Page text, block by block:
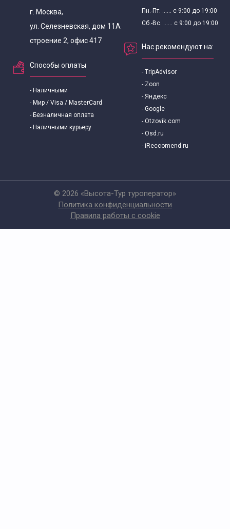
г. Москва,
ул. Селезневская, дом 11А
строение 2, офис 417
Способы оплаты
- Наличными
- Мир / Visa / MasterCard
- Безналичная оплата
- Наличными курьеру
Пн.-Пт. ...... с 9:00 до 19:00
Сб.-Вс. ...... с 9:00 до 19:00
Нас рекомендуют на:
- TripAdvisor
- Zoon
- Яндекс
- Google
- Otzovik.com
- Osd.ru
- iReccomend.ru
© 2026 «Высота-Тур туроператор»
Политика конфиденциальности
Правила работы с cookie